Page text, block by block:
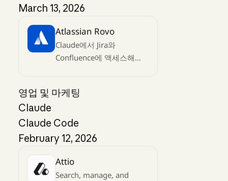
March 13, 2026
Atlassian Rovo
Claude에서 Jira와
Confluence에 액세스해
영업 및 마케팅
Claude
Claude Code
February 12, 2026
Attio
Search, manage, and